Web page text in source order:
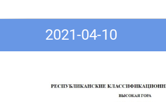
2021-04-10